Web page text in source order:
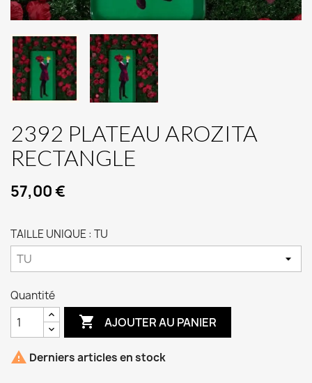
2392 PLATEAU AROZITA
RECTANGLE
57,00 €
TAILLE UNIQUE : TU
Quantité
 AJOUTER AU PANIER
 Derniers articles en stock